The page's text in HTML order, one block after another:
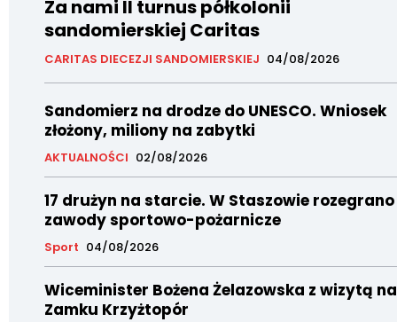
Za nami II turnus półkolonii
sandomierskiej Caritas
CARITAS DIECEZJI SANDOMIERSKIEJ 04/08/2026
Sandomierz na drodze do UNESCO. Wniosek
złożony, miliony na zabytki
AKTUALNOŚCI 02/08/2026
17 drużyn na starcie. W Staszowie rozegrano
zawody sportowo-pożarnicze
Sport 04/08/2026
Wiceminister Bożena Żelazowska z wizytą na
Zamku Krzyżtopór